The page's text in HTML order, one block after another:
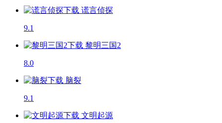
谎言侦探
9.1
黎明三国2
8.0
脑裂
9.1
文明起源